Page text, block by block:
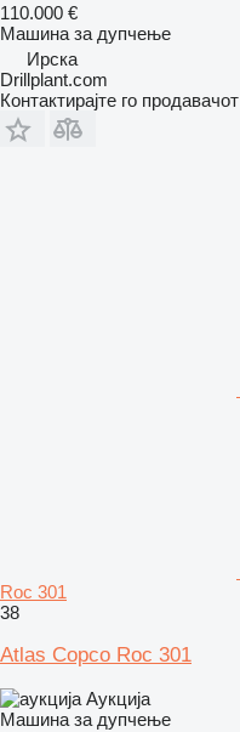
110.000 €
Машина за дупчење
Ирска
Drillplant.com
Контактирајте го продавачот
Roc 301
38
Atlas Copco Roc 301
Аукција
Машина за дупчење